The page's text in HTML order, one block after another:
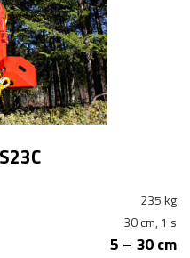
235 kg
30 cm, 1 s
5 – 30 cm